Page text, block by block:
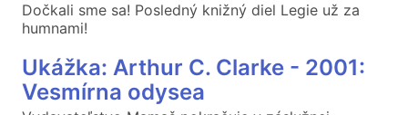
Dočkali sme sa! Posledný knižný diel Legie už za
humnami!
Ukážka: Arthur C. Clarke - 2001:
Vesmírna odysea